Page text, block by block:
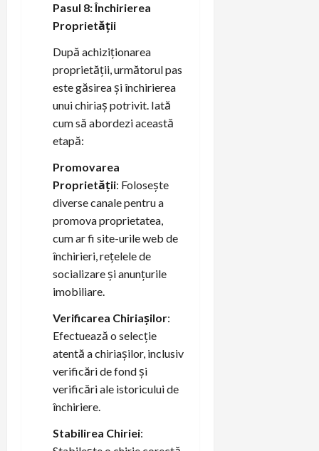
Pasul 8: Închirierea
Proprietății
După achiziționarea
proprietății, următorul pas
este găsirea și închirierea
unui chiriaș potrivit. Iată
cum să abordezi această
etapă:
Promovarea
Proprietății: Folosește
diverse canale pentru a
promova proprietatea,
cum ar fi site-urile web de
închirieri, rețelele de
socializare și anunțurile
imobiliare.
Verificarea Chiriașilor:
Efectuează o selecție
atentă a chiriașilor, inclusiv
verificări de fond și
verificări ale istoricului de
închiriere.
Stabilirea Chiriei: